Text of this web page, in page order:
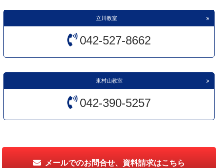
立川教室
042-527-8662
東村山教室
042-390-5257
メールでのお問合せ、資料請求はこちら